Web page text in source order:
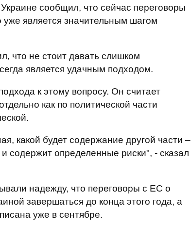
сообщил, что сейчас переговоры
является значительным шагом
что не стоит давать слишком
является удачным подходом.
к этому вопросу. Он считает
как по политической части
какой будет содержание другой части –
содержит определенные риски", - сказал
надежду, что переговоры с ЕС о
завершаться до конца этого года, а
уже в сентябре.